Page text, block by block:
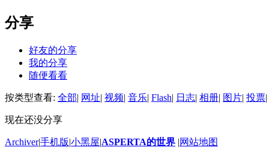
分享
好友的分享
我的分享
随便看看
按类型查看: 全部| 网址| 视频| 音乐| Flash| 日志| 相册| 图片| 投票|
现在还没分享
Archiver|手机版|小黑屋|ASPERTA的世界 |网站地图